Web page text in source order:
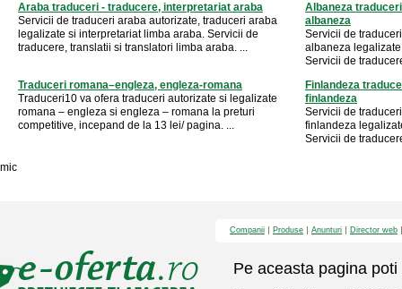
Araba traduceri - traducere, interpretariat araba
Servicii de traduceri araba autorizate, traduceri araba
legalizate si interpretariat limba araba. Servicii de
traducere, translatii si translatori limba araba. ...
Albaneza
albaneza
Servicii de
albaneza
Servicii de
Traduceri romana–engleza, engleza-romana
Traduceri10 va ofera traduceri autorizate si legalizate
romana – engleza si engleza – romana la preturi
competitive, incepand de la 13 lei/ pagina. ...
Finlandeza
finlandeza
Servicii de
finlandeza
Servicii de
mic
Companii Produse Anunturi Director web
Pe aceasta pagina poti